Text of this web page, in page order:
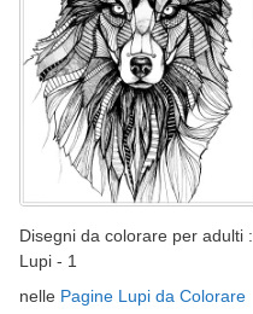
Disegni da colorare per adulti :
Lupi - 1
nelle Pagine Lupi da Colorare